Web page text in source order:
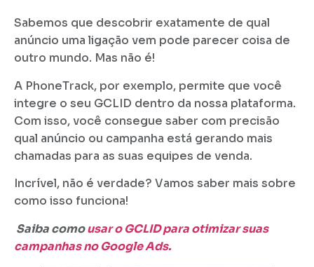
Sabemos que descobrir exatamente de qual
anúncio uma ligação vem pode parecer coisa de
outro mundo. Mas não é!
A PhoneTrack, por exemplo, permite que você
integre o seu GCLID dentro da nossa plataforma.
Com isso, você consegue saber com precisão
qual anúncio ou campanha está gerando mais
chamadas para as suas equipes de venda.
Incrível, não é verdade? Vamos saber mais sobre
como isso funciona!
Saiba comousar o GCLID para otimizar suas
campanhas no Google Ads.